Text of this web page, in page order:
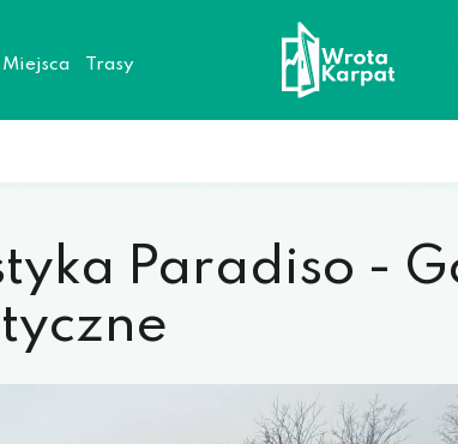
Miejsca Trasy
Paradiso -